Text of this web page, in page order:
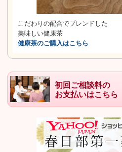
こだわりの配合でブレンドした
美味しい健康茶
健康茶のご購入はこちら
初回ご相談料の
お支払いはこちら